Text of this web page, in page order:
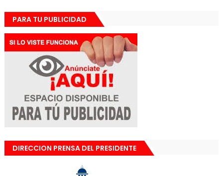
PARA TU PUBLICIDAD
DIRECCION PRENSA DEL PRESIDENTE